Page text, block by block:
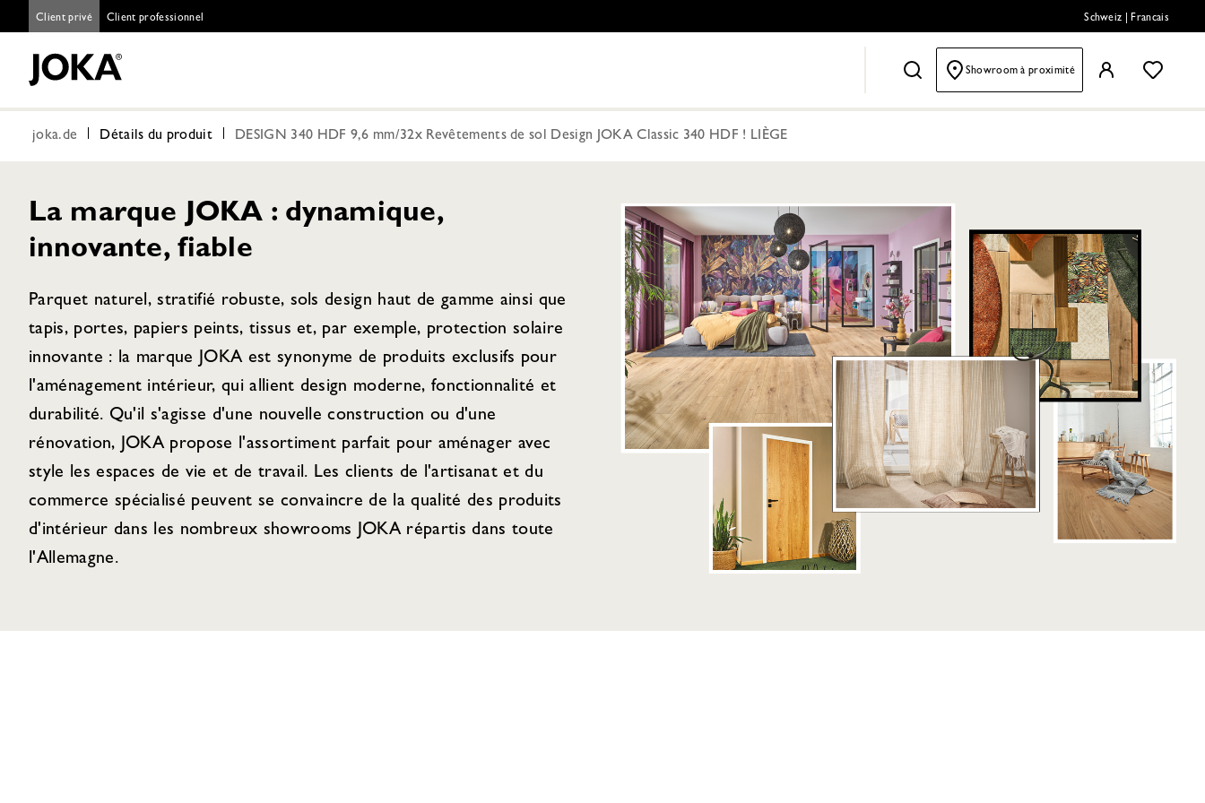
Client privé Client professionnel Schweiz Francais
Showroom à proximité
joka.de Détails du produit DESIGN 340 HDF 9,6 mm/32x Revêtements de sol Design JOKA Classic 340 HDF ! LIÈGE
La marque JOKA : dynamique,
innovante, fiable
Parquet naturel, stratifié robuste, sols design haut de gamme ainsi que
tapis, portes, papiers peints, tissus et, par exemple, protection solaire
innovante : la marque JOKA est synonyme de produits exclusifs pour
l'aménagement intérieur, qui allient design moderne, fonctionnalité et
durabilité. Qu'il s'agisse d'une nouvelle construction ou d'une
rénovation, JOKA propose l'assortiment parfait pour aménager avec
style les espaces de vie et de travail. Les clients de l'artisanat et du
commerce spécialisé peuvent se convaincre de la qualité des produits
d'intérieur dans les nombreux showrooms JOKA répartis dans toute
l'Allemagne.